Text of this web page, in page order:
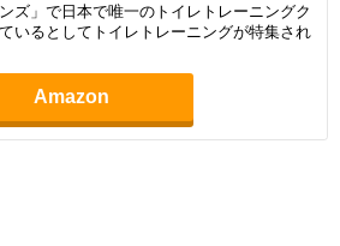
ズ」で日本で唯一のトイレトレーニングク
いるとしてトイレトレーニングが特集され
Amazon